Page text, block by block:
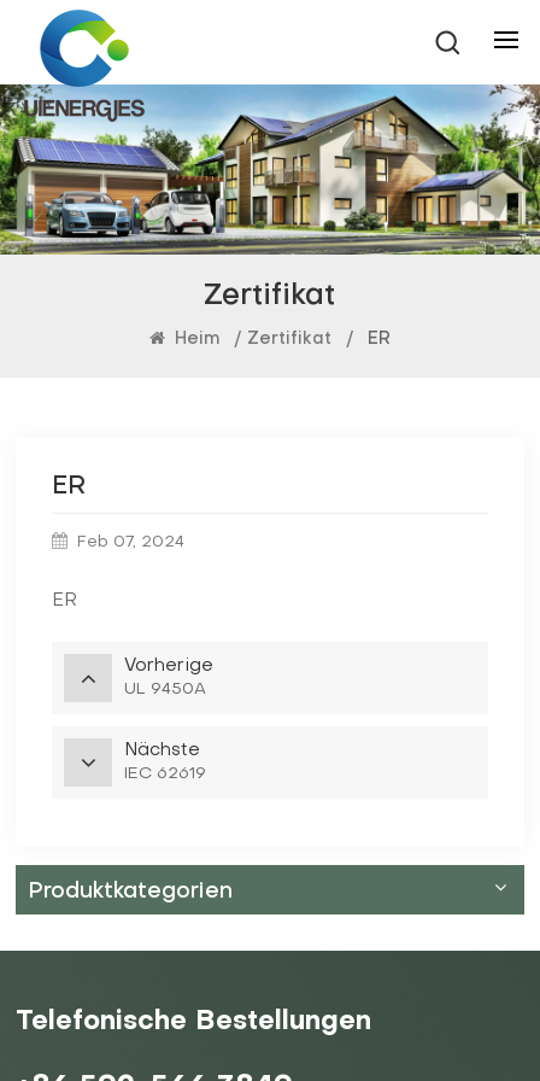
Zertifikat
Heim / Zertifikat / ER
ER
Feb 07, 2024
ER
Vorherige
UL 9450A
Nächste
IEC 62619
Produktkategorien
Telefonische Bestellungen